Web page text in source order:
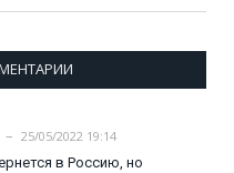
25/05/2022 19:14
в Россию, но